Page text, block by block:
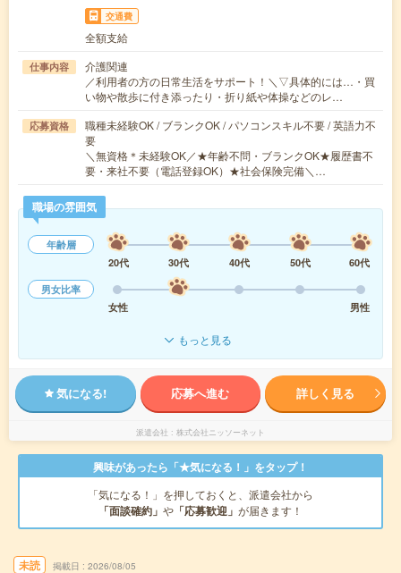
交通費
全額支給
仕事内容
介護関連
／利用者の方の日常生活をサポート！＼▽具体的には…・買
い物や散歩に付き添ったり・折り紙や体操などのレ…
応募資格
職種未経験OK / ブランクOK / パソコンスキル不要 / 英語力不
要
＼無資格＊未経験OK／★年齢不問・ブランクOK★履歴書不
要・来社不要（電話登録OK）★社会保険完備＼…
職場の雰囲気
年齢層
20代
30代 40代 50代
60代
男女比率
女性
男性
もっと見る
気になる! 応募へ進む 詳しく見る
派遣会社 株式会社ニッソーネット
興味があったら「★気になる！」をタップ！
「気になる！」を押しておくと、派遣会社から
「面談確約」 や 「応募歓迎」 が届きます！
未読 掲載日 2026/08/05